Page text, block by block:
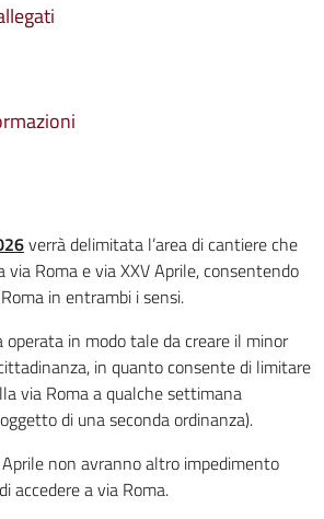
verrà delimitata l’area di cantiere che
via Roma e via XXV Aprile, consentendo
in entrambi i sensi.
in modo tale da creare il minor
in quanto consente di limitare
via Roma a qualche settimana
di una seconda ordinanza).
non avranno altro impedimento
accedere a via Roma.